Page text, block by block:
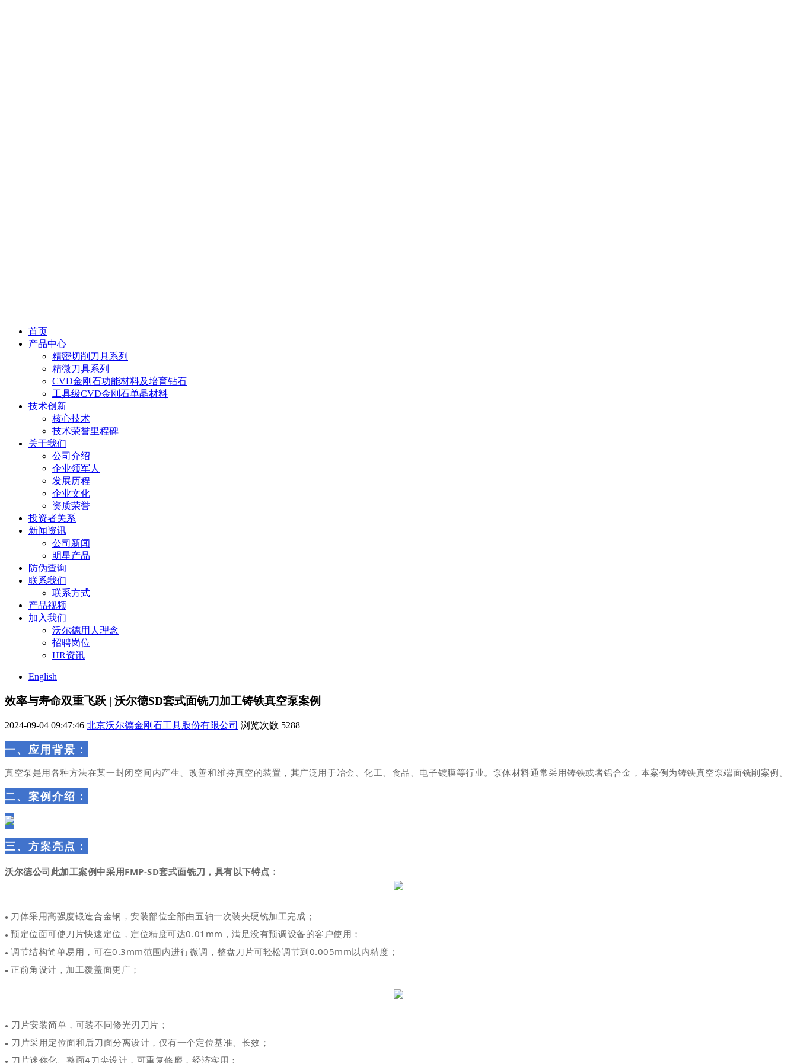
首页
产品中心
精密切削刀具系列
精微刀具系列
CVD金刚石功能材料及培育钻石
工具级CVD金刚石单晶材料
技术创新
核心技术
技术荣誉里程碑
关于我们
公司介绍
企业领军人
发展历程
企业文化
资质荣誉
投资者关系
新闻资讯
公司新闻
明星产品
防伪查询
联系我们
联系方式
产品视频
加入我们
沃尔德用人理念
招聘岗位
HR资讯
English
效率与寿命双重飞跃 | 沃尔德SD套式面铣刀加工铸铁真空泵案例
2024-09-04 09:47:46 北京沃尔德金刚石工具股份有限公司 浏览次数 5288
一、 应用背景 ：
真空泵是用各种方法在某一封闭空间内产生、改善和维持真空的装置，其广泛用于冶金、化工、食品、电子镀膜等行业。泵体材料通常采用铸铁或者铝合金，本案例为铸铁真空泵端面铣削案例。
二、 案例介绍 ：
三、 方案亮点：
沃尔德公司此加工案例中采用FMP-SD套式面铣刀，具有以下特点：
● 刀体采用高强度锻造合金钢，安装部位全部由五轴一次装夹硬铣加工完成；
● 预定位面可使刀片快速定位，定位精度可达0.01mm，满足没有预调设备的客户使用；
●调节结构简单易用，可在0.3mm范围内进行微调，整盘刀片可轻松调节到0.005mm以内精度；
● 正前角设计，加工覆盖面更广；
● 刀片安装简单，可装不同修光刃刀片；
● 刀片采用定位面和后刀面分离设计， 仅有一个定位基准、长效；
刀片迷你化、整面4刀尖设计，可重复修磨，经济实用；